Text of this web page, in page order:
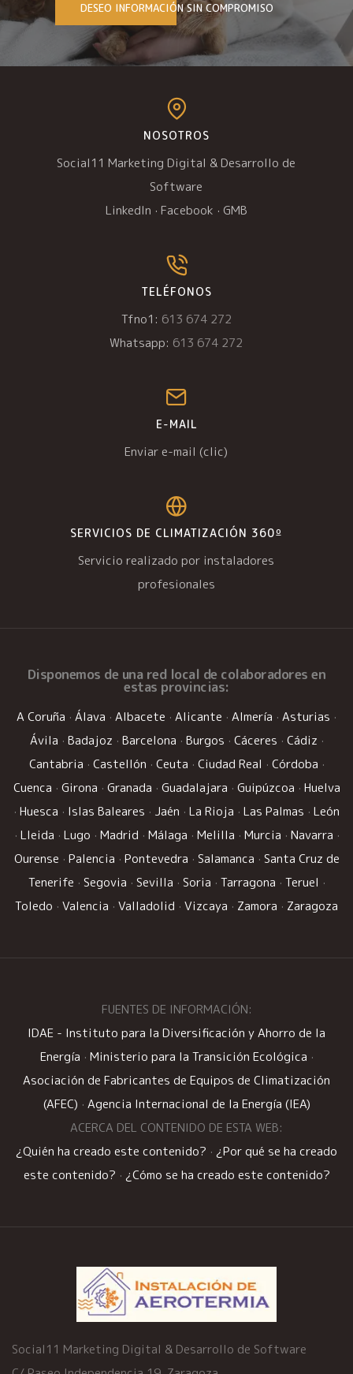
DESEO INFORMACIÓN SIN COMPROMISO
NOSOTROS
Social11 Marketing Digital & Desarrollo de
Software
LinkedIn · Facebook · GMB
TELÉFONOS
Tfno1: 613 674 272
Whatsapp: 613 674 272
E-MAIL
Enviar e-mail (clic)
SERVICIOS DE CLIMATIZACIÓN 360º
Servicio realizado por instaladores
profesionales
Disponemos de una red local de colaboradores en
estas provincias:
A Coruña · Álava · Albacete · Alicante · Almería · Asturias ·
Ávila · Badajoz · Barcelona · Burgos · Cáceres · Cádiz ·
Cantabria · Castellón · Ceuta · Ciudad Real · Córdoba ·
Cuenca · Girona · Granada · Guadalajara · Guipúzcoa · Huelva
· Huesca · Islas Baleares · Jaén · La Rioja · Las Palmas · León
· Lleida · Lugo · Madrid · Málaga · Melilla · Murcia · Navarra ·
Ourense · Palencia · Pontevedra · Salamanca · Santa Cruz de
Tenerife · Segovia · Sevilla · Soria · Tarragona · Teruel ·
Toledo · Valencia · Valladolid · Vizcaya · Zamora · Zaragoza
FUENTES DE INFORMACIÓN:
IDAE - Instituto para la Diversificación y Ahorro de la
Energía · Ministerio para la Transición Ecológica ·
Asociación de Fabricantes de Equipos de Climatización
(AFEC) · Agencia Internacional de la Energía (IEA)
ACERCA DEL CONTENIDO DE ESTA WEB:
¿Quién ha creado este contenido? · ¿Por qué se ha creado
este contenido? · ¿Cómo se ha creado este contenido?
Social11 Marketing Digital & Desarrollo de Software